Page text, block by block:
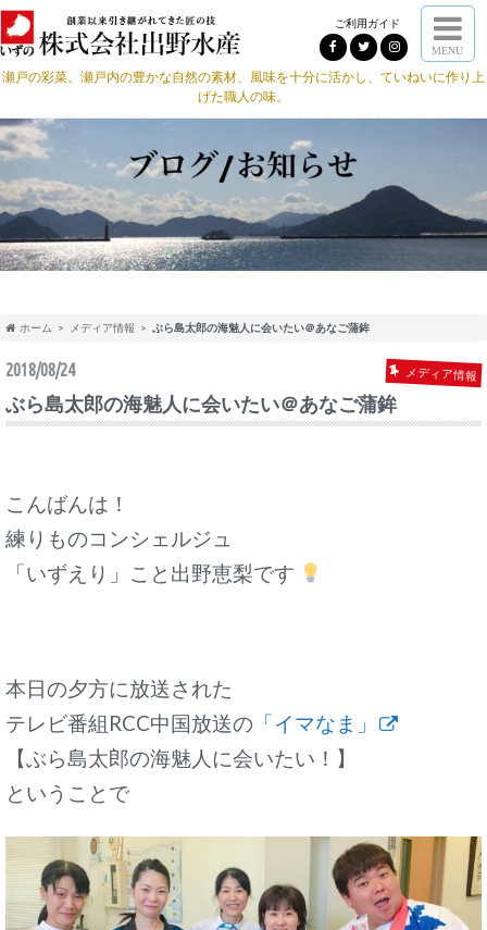
ご利用ガイド
MENU
瀬戸の彩菜。瀬戸内の豊かな自然の素材、風味を十分に活かし、ていねいに作り上
げた職人の味。
ホーム メディア情報 ぶら島太郎の海魅人に会いたい＠あなご蒲鉾
2018/08/24 メディア情報
ぶら島太郎の海魅人に会いたい＠あなご蒲鉾
こんばんは！
練りものコンシェルジュ
「いずえり」こと出野恵梨です
本日の夕方に放送された
テレビ番組RCC中国放送の 「イマなま」
【ぶら島太郎の海魅人に会いたい！】
ということで